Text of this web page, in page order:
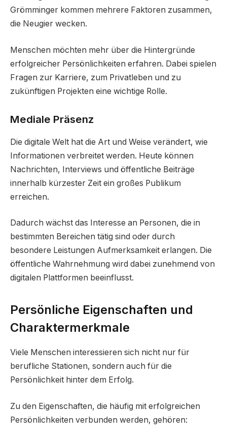
Grömminger kommen mehrere Faktoren zusammen,
die Neugier wecken.
Menschen möchten mehr über die Hintergründe
erfolgreicher Persönlichkeiten erfahren. Dabei spielen
Fragen zur Karriere, zum Privatleben und zu
zukünftigen Projekten eine wichtige Rolle.
Mediale Präsenz
Die digitale Welt hat die Art und Weise verändert, wie
Informationen verbreitet werden. Heute können
Nachrichten, Interviews und öffentliche Beiträge
innerhalb kürzester Zeit ein großes Publikum
erreichen.
Dadurch wächst das Interesse an Personen, die in
bestimmten Bereichen tätig sind oder durch
besondere Leistungen Aufmerksamkeit erlangen. Die
öffentliche Wahrnehmung wird dabei zunehmend von
digitalen Plattformen beeinflusst.
Persönliche Eigenschaften und
Charaktermerkmale
Viele Menschen interessieren sich nicht nur für
berufliche Stationen, sondern auch für die
Persönlichkeit hinter dem Erfolg.
Zu den Eigenschaften, die häufig mit erfolgreichen
Persönlichkeiten verbunden werden, gehören: